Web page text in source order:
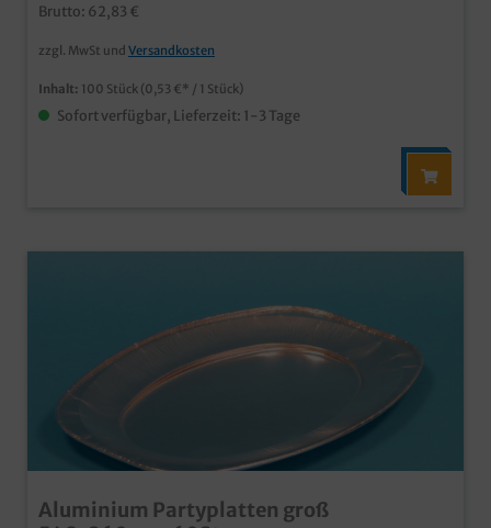
Brutto: 62,83 €
zzgl. MwSt und Versandkosten
Inhalt: 100 Stück (0,53 €* / 1 Stück)
Sofort verfügbar, Lieferzeit: 1-3 Tage
Aluminium Partyplatten groß